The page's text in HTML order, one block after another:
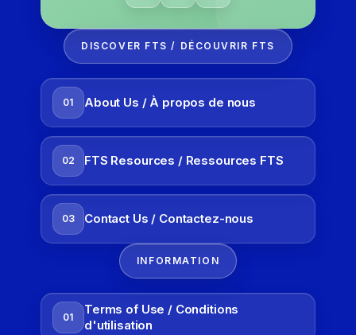
DISCOVER FTS / DÉCOUVRIR FTS
01 About Us / À propos de nous
02 FTS Resources / Ressources FTS
03 Contact Us / Contactez-nous
INFORMATION
01
Terms of Use / Conditions
d'utilisation